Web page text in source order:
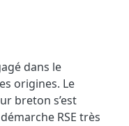
dans le
origines. Le
breton s’est
RSE très